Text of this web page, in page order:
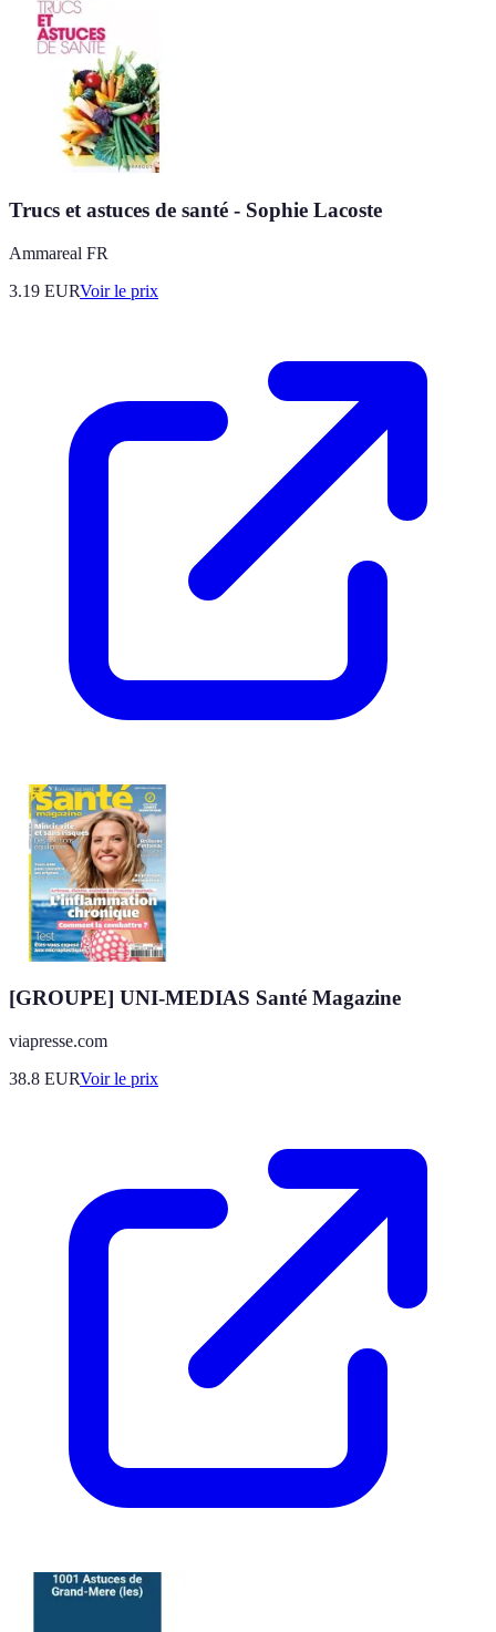
Trucs et astuces de santé - Sophie Lacoste
Ammareal FR
3.19 EURVoir le prix
[GROUPE] UNI-MEDIAS Santé Magazine
viapresse.com
38.8 EURVoir le prix